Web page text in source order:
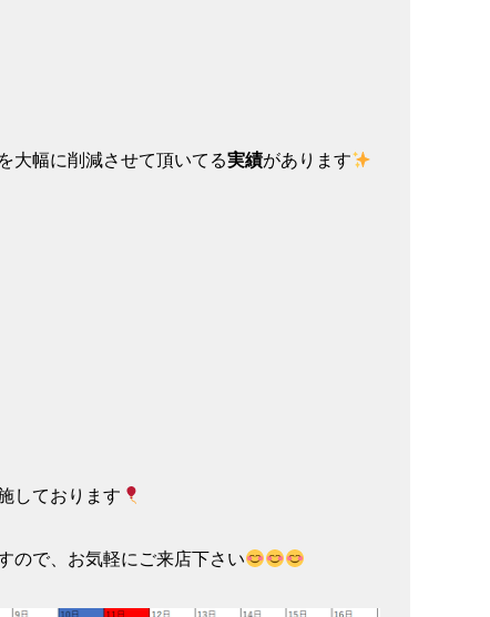
大幅に削減させて頂いてる実績があります
しております
ので、お気軽にご来店下さい